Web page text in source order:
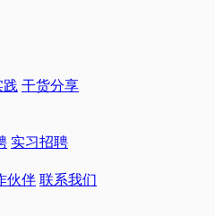
践 干货分享
实习招聘
伙伴 联系我们